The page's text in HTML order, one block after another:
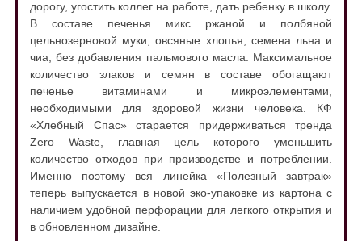
дорогу, угостить коллег на работе, дать ребенку в школу.
В составе печенья микс ржаной и полбяной
цельнозерновой муки, овсяные хлопья, семена льна и
чиа, без добавления пальмового масла. Максимальное
количество злаков и семян в составе обогащают
печенье витаминами и микроэлементами,
необходимыми для здоровой жизни человека. КФ
«Хлебный Спас» старается придерживаться тренда
Zero Waste, главная цель которого уменьшить
количество отходов при производстве и потреблении.
Именно поэтому вся линейка «Полезный завтрак»
теперь выпускается в новой эко-упаковке из картона с
наличием удобной перфорации для легкого открытия и
в обновленном дизайне.